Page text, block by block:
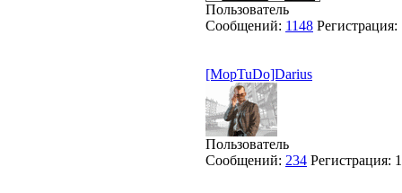
Пользователь
Сообщений: 1148 Регистрация:
[MopTuDo]Darius
Пользователь
Сообщений: 234 Регистрация: